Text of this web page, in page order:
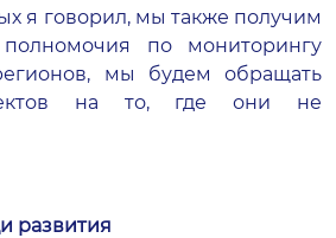
я говорил, мы также получим
по мониторингу
мы будем обращать
на то, где они не
развития